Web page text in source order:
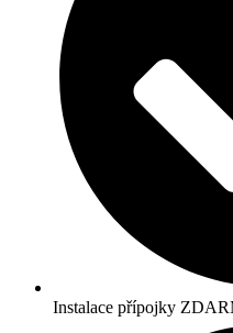
Instalace přípojky